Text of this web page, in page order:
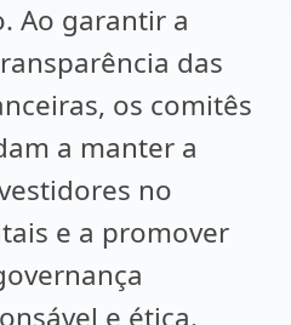
Ao garantir a
das
os comitês
a manter a
no
e a promover
e ética.